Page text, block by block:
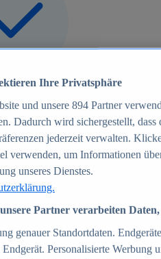
mehr als 39.000 Online-Shops
Ihre Privatsphäre
und unsere 894 Partner
Dadurch wird sichergestellt,
jederzeit verwalten.
verwenden, um Informationen
unseres Dienstes.
Partner verarbeiten
genauer Standortdaten.
Endgerät. Personalisierte Werbung